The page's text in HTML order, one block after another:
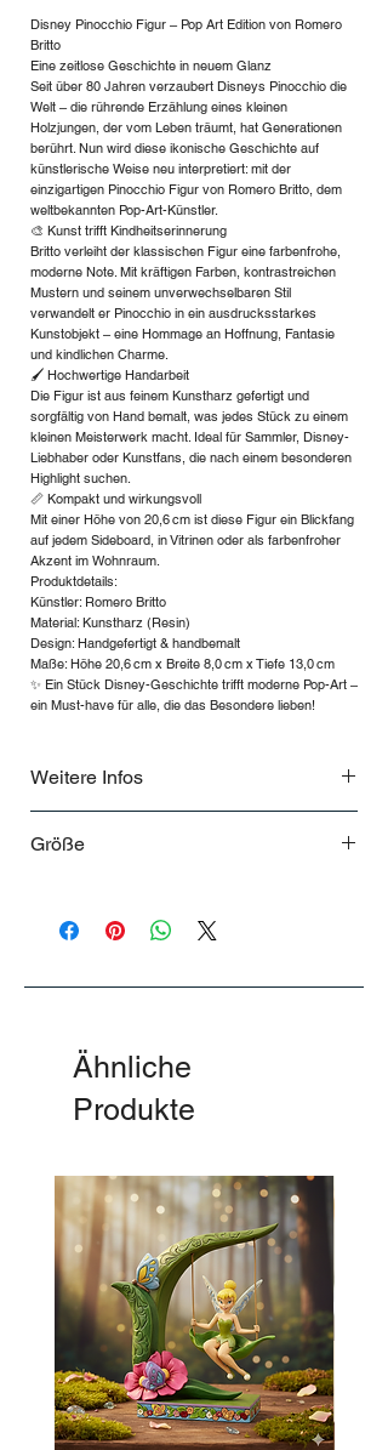
Disney Pinocchio Figur – Pop Art Edition von Romero
Britto
Eine zeitlose Geschichte in neuem Glanz
Seit über 80 Jahren verzaubert Disneys Pinocchio die
Welt – die rührende Erzählung eines kleinen
Holzjungen, der vom Leben träumt, hat Generationen
berührt. Nun wird diese ikonische Geschichte auf
künstlerische Weise neu interpretiert: mit der
einzigartigen Pinocchio Figur von Romero Britto, dem
weltbekannten Pop-Art-Künstler.
🎨 Kunst trifft Kindheitserinnerung
Britto verleiht der klassischen Figur eine farbenfrohe,
moderne Note. Mit kräftigen Farben, kontrastreichen
Mustern und seinem unverwechselbaren Stil
verwandelt er Pinocchio in ein ausdrucksstarkes
Kunstobjekt – eine Hommage an Hoffnung, Fantasie
und kindlichen Charme.
🖌️ Hochwertige Handarbeit
Die Figur ist aus feinem Kunstharz gefertigt und
sorgfältig von Hand bemalt, was jedes Stück zu einem
kleinen Meisterwerk macht. Ideal für Sammler, Disney-
Liebhaber oder Kunstfans, die nach einem besonderen
Highlight suchen.
📏 Kompakt und wirkungsvoll
Mit einer Höhe von 20,6 cm ist diese Figur ein Blickfang
auf jedem Sideboard, in Vitrinen oder als farbenfroher
Akzent im Wohnraum.
Produktdetails:
Künstler: Romero Britto
Material: Kunstharz (Resin)
Design: Handgefertigt & handbemalt
Maße: Höhe 20,6 cm x Breite 8,0 cm x Tiefe 13,0 cm
✨ Ein Stück Disney-Geschichte trifft moderne Pop-Art –
ein Must-have für alle, die das Besondere lieben!
Weitere Infos
Größe
Länge: 13,0 cm
Ähnliche
Produkte